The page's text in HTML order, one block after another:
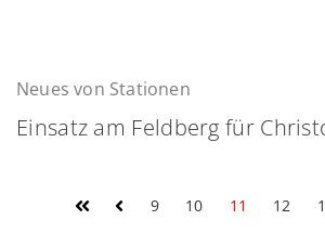
Neues von Stationen
Einsatz am Feldberg für
9 10 11 12